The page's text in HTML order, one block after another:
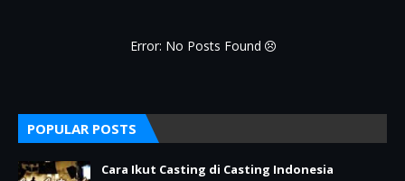
Error: No Posts Found
POPULAR POSTS
Cara Ikut Casting di Casting Indonesia